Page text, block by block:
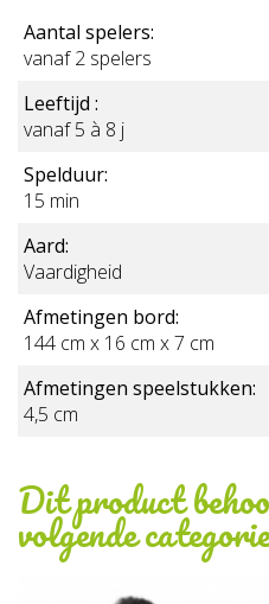
Aantal spelers:
vanaf 2 spelers
Leeftijd :
vanaf 5 à 8 j
Spelduur:
15 min
Aard:
Vaardigheid
Afmetingen bord:
144 cm x 16 cm x 7 cm
Afmetingen speelstukken:
4,5 cm
Dit product
volgende